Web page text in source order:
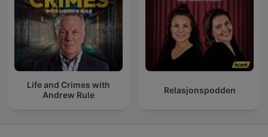
Life and Crimes with
Andrew Rule
Relasjonspodden